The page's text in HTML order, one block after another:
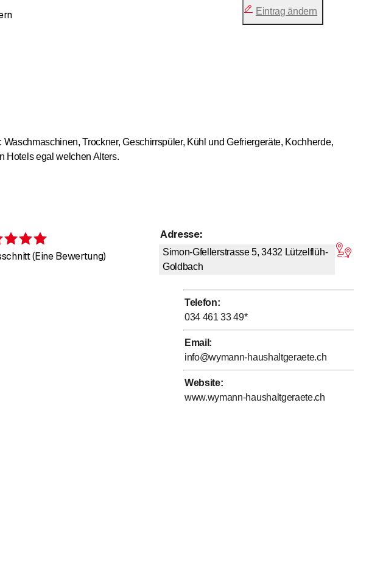
Eintrag ändern
Trockner, Geschirrspüler, Kühl und Gefriergeräte, Kochherde,
Hotels egal welchen Alters.
(Eine Bewertung)
Adresse:
Simon-Gfellerstrasse 5, 3432 Lützelflüh-
Goldbach
Telefon:
034 461 33 49*
Email :
info@wymann-haushaltgeraete.ch
Website:
www.wymann-haushaltgeraete.ch